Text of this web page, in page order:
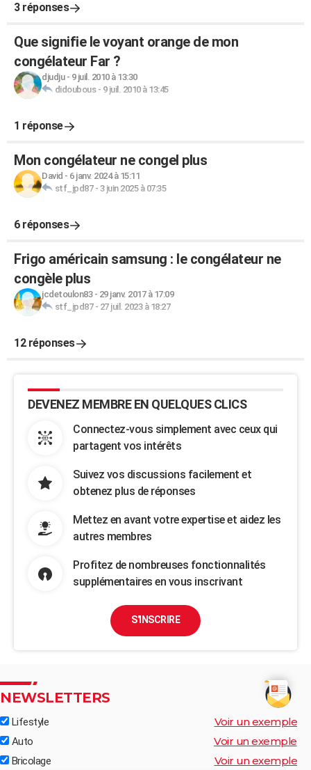
3 réponses
Que signifie le voyant orange de mon
congélateur Far ?
djudju- 9 juil. 2010 à 13:30
didoubous- 9 juil. 2010 à 13:45
1 réponse
Mon congélateur ne congel plus
David - 6 janv. 2024 à 15:11
stf_jpd87- 3 juin 2025 à 07:35
6 réponses
Frigo américain samsung : le congélateur ne
congèle plus
jcdetoulon83- 29 janv. 2017 à 17:09
stf_jpd87- 27 juil. 2023 à 18:27
12 réponses
DEVENEZ MEMBRE EN QUELQUES CLICS
Connectez-vous simplement avec ceux qui
partagent vos intérêts
Suivez vos discussions facilement et
obtenez plus de réponses
Mettez en avant votre expertise et aidez les
autres membres
Profitez de nombreuses fonctionnalités
supplémentaires en vous inscrivant
S'INSCRIRE
NEWSLETTERS
Lifestyle Voir un exemple
Auto Voir un exemple
Bricolage Voir un exemple